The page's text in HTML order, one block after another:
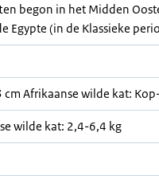
begon in het Midden
Egypte (in de Klassieke
Afrikaanse wilde kat:
wilde kat: 2,4-6,4 kg